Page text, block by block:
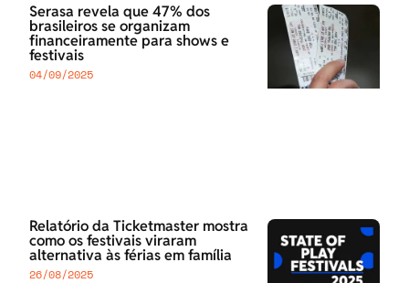
Serasa revela que 47% dos
brasileiros se organizam
financeiramente para shows e
festivais
04/09/2025
Relatório da Ticketmaster mostra
como os festivais viraram
alternativa às férias em família
26/08/2025